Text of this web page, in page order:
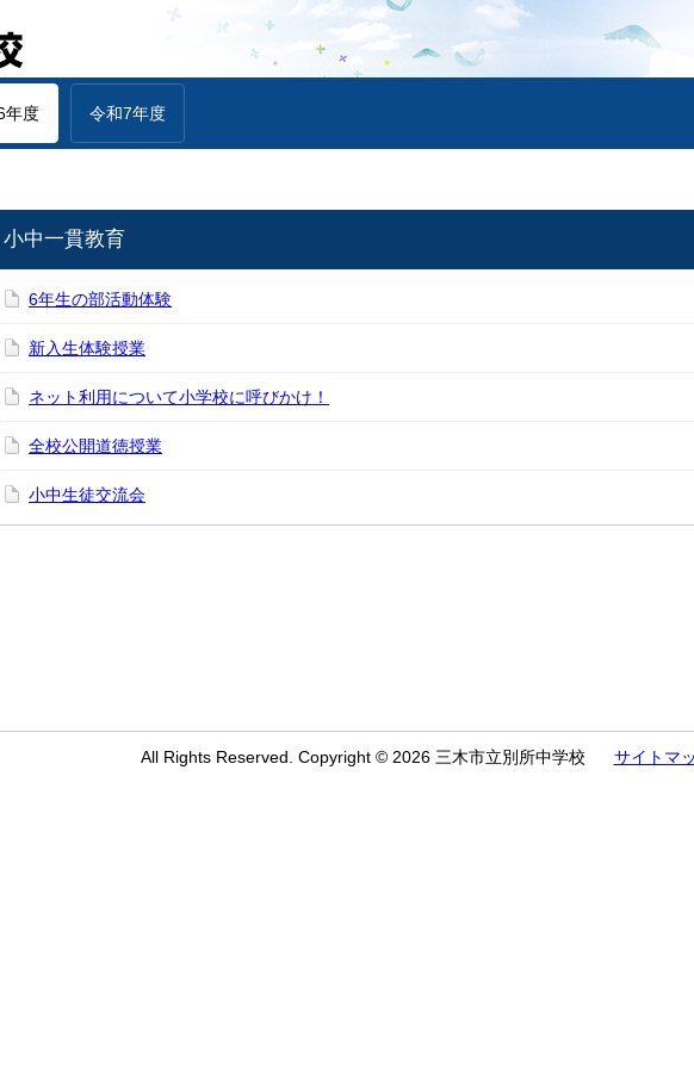
年度 令和7年度
小中一貫教育
6年生の部活動体験
新入生体験授業
ネット利用について小学校に呼びかけ！
全校公開道徳授業
小中生徒交流会
All Rights Reserved. Copyright © 2026 三木市立別所中学校 サイトマ